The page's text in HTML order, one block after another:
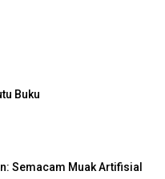
Buku
Semacam Muak Artifisial